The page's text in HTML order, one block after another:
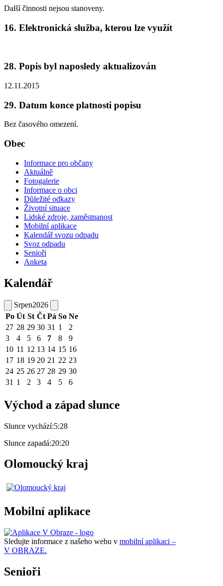
Další činnosti nejsou stanoveny.
16. Elektronická služba, kterou lze využít
28. Popis byl naposledy aktualizován
12.11.2015
29. Datum konce platnosti popisu
Bez časového omezení.
Obec
Informace pro občany
Aktuálně
Fotogalerie
Informace o obci
Důležité odkazy
Životní situace
Lidské zdroje, zaměstnanost
Mobilní aplikace
Kalendář svozu odpadu
Svoz odpadu
Senioři
Anketa
Kalendář
Srpen2026
Po Út St Čt Pá So Ne
27 28 29 30 31 1
2
3
4 5 6 7 8
9
10 11 12 13 14 15 16
17 18 19 20 21 22 23
24 25 26 27 28 29 30
31 1 2 3 4 5 6
Východ a západ slunce
Slunce vychází:5:28
Slunce zapadá:20:20
Olomoucký kraj
Mobilní aplikace
Sledujte informace z našeho webu v mobilní aplikaci –
V OBRAZE.
Senioři